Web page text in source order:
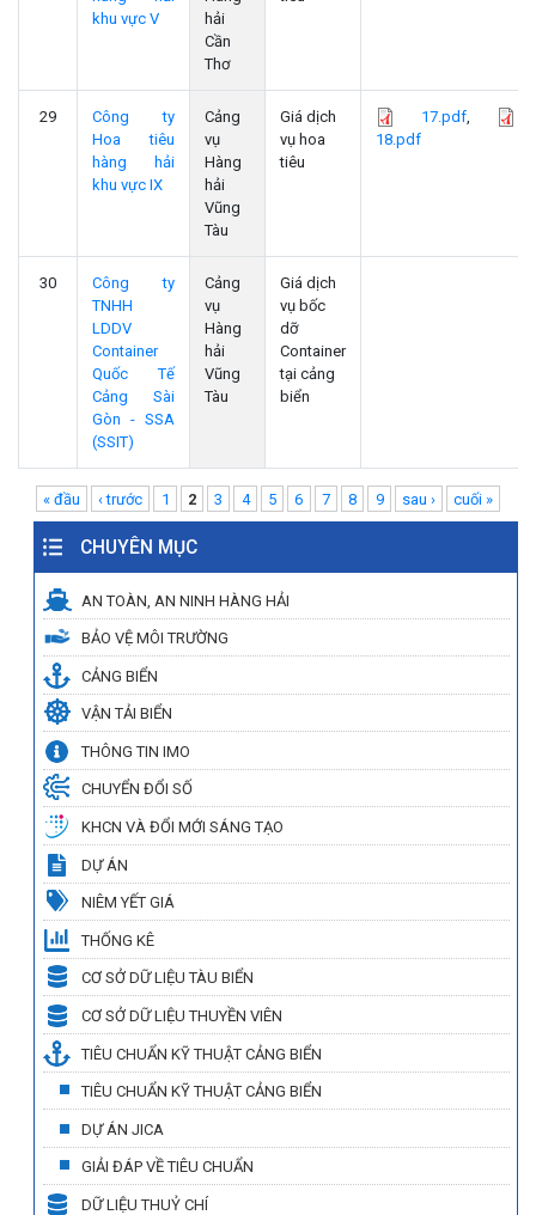
khu vực V
hải
Cần
Thơ
29
Công ty
Hoa tiêu
hàng hải
khu vực IX
Cảng
vụ
Hàng
hải
Vũng
Tàu
Giá dịch
vụ hoa
tiêu
17.pdf
18.pdf
30
Công ty
TNHH
LDDV
Container
Quốc Tế
Cảng Sài
Gòn - SSA
(SSIT)
Cảng
vụ
Hàng
hải
Vũng
Tàu
Giá dịch
vụ bốc
dỡ
Container
tại cảng
biển
Pages
« đầu ‹ trước 1 2 3 4 5 6 7 8 9 sau › cuối »
CHUYÊN MỤC
AN TOÀN, AN NINH HÀNG HẢI
BẢO VỆ MÔI TRƯỜNG
CẢNG BIỂN
VẬN TẢI BIỂN
THÔNG TIN IMO
CHUYỂN ĐỔI SỐ
KHCN VÀ ĐỔI MỚI SÁNG TẠO
DỰ ÁN
NIÊM YẾT GIÁ
THỐNG KÊ
CƠ SỞ DỮ LIỆU TÀU BIỂN
CƠ SỞ DỮ LIỆU THUYỀN VIÊN
TIÊU CHUẨN KỸ THUẬT CẢNG BIỂN
TIÊU CHUẨN KỸ THUẬT CẢNG BIỂN
DỰ ÁN JICA
GIẢI ĐÁP VỀ TIÊU CHUẨN
DỮ LIỆU THUỶ CHÍ